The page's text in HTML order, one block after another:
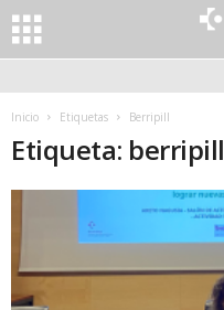
Inicio Etiquetas Berripill
Etiqueta: berripill